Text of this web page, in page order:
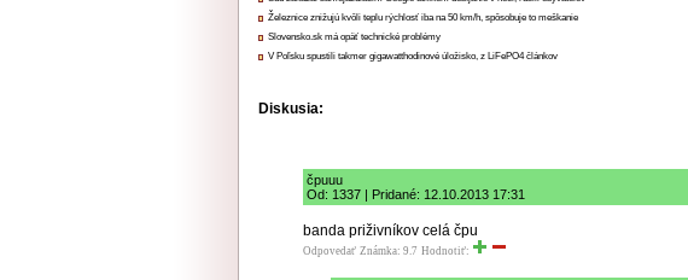
Železnice znižujú kvôli teplu rýchlosť iba na 50 km/h, spôsobuje to meškanie
Slovensko.sk má opäť technické problémy
V Poľsku spustili takmer gigawatthodinové úložisko, z LiFePO4 článkov
Diskusia:
čpuuu
Od: 1337 | Pridané: 12.10.2013 17:31
banda priživníkov celá čpu
Odpovedať Známka: 9.7 Hodnotiť: